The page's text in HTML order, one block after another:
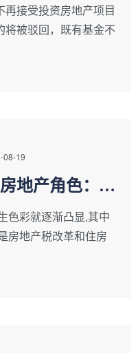
接受投资房地产项目
被驳回，既有基金不
08-19
地产角色：居
色彩就逐渐凸显,其中
房地产税改革和住房